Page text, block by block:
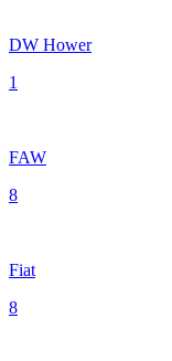
DW Hower
1
FAW
8
Fiat
8